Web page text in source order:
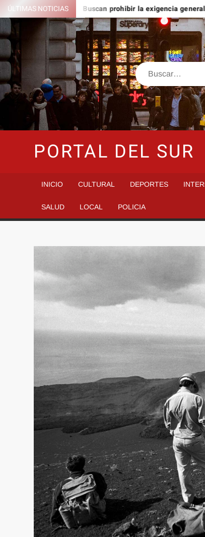
Saltar
al
contenido
ÚLTIMAS NOTICIAS
Domingo Buscan prohibir la exigencia generalizada
Buscar
PORTAL DEL SUR
INICIO CULTURAL DEPORTES
SALUD LOCAL POLICIA